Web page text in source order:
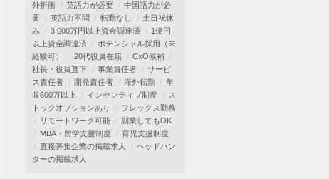
外折衝
英語力が必要
中国語力が必
要
英語力不問 転勤なし
土日祝休
み
3,000万円以上資金調達済
1億円
以上資金調達済
ポテンシャル採用（未
経験可）
20代役員在籍
CxO候補
社長・役員直下
事業責任者
サービ
ス責任者
開発責任者 海外転勤
年
収600万以上
インセンティブ制度
ス
トックオプションあり
フレックス勤務
リモートワーク可能
副業してもOK
MBA・留学支援制度
育児支援制度
直接募集企業の掲載求人
ヘッドハン
ターの掲載求人